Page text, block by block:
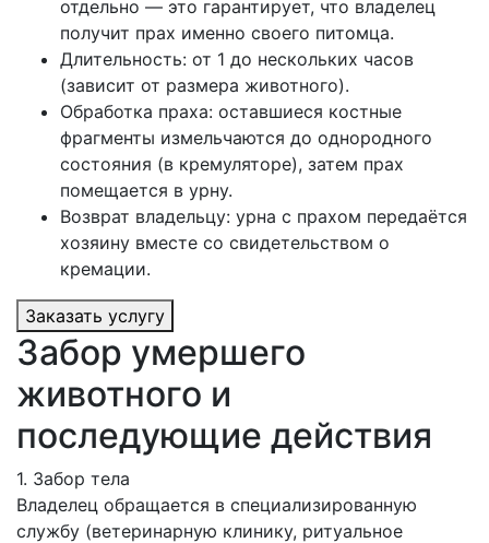
отдельно — это гарантирует, что владелец
получит прах именно своего питомца.
Длительность: от 1 до нескольких часов
(зависит от размера животного).
Обработка праха: оставшиеся костные
фрагменты измельчаются до однородного
состояния (в кремуляторе), затем прах
помещается в урну.
Возврат владельцу: урна с прахом передаётся
хозяину вместе со свидетельством о
кремации.
Заказать услугу
Забор умершего
животного и
последующие действия
1. Забор тела
Владелец обращается в специализированную
службу (ветеринарную клинику, ритуальное